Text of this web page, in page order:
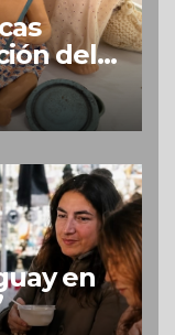
del
en